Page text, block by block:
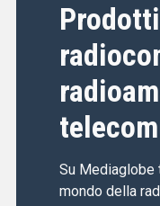
Su Mediaglobe
mondo della